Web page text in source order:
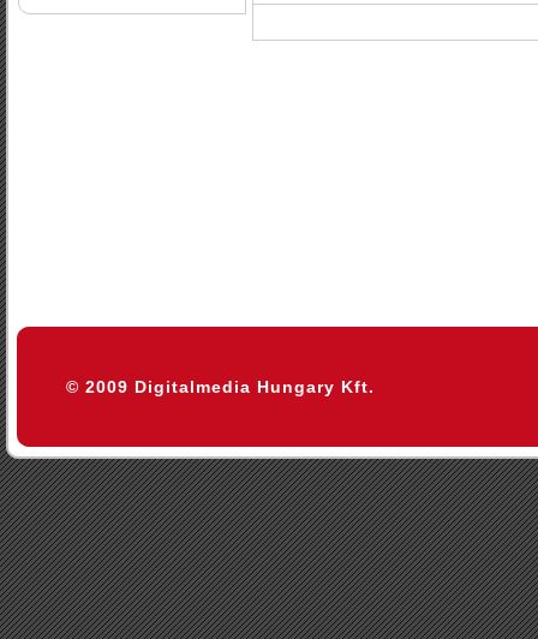
© 2009 Digitalmedia Hungary Kft.